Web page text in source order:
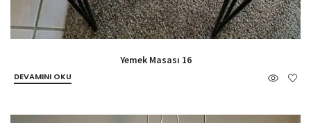
Yemek Masası 16
DEVAMINI OKU